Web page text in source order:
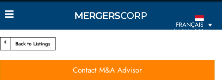
FRANÇAIS
(MONACO)
Back to Listings
Contact M&A Advisor